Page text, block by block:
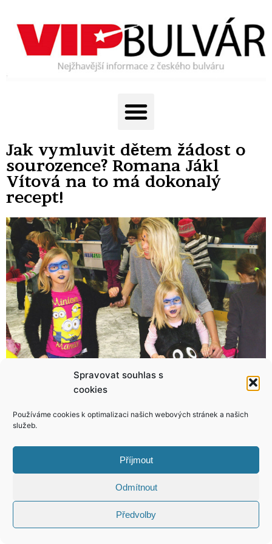
Spravovat souhlas s
cookies
Používáme cookies k optimalizaci našich webových stránek a našich
služeb.
Příjmout
Odmítnout
Předvolby
Jak vymluvit dětem žádost o
sourozence? Romana Jákl
Vítová na to má dokonalý
recept!
Dominika Myslivcová ráda pomáhá! Zapojit se můžete i vy a navíc získat její kalendář a telefon!
KONTAKT
Reserved